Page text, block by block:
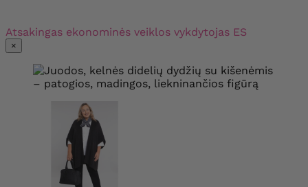
Atsakingas ekonominės veiklos vykdytojas ES
×